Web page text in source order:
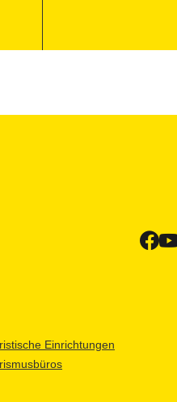
Einrichtungen